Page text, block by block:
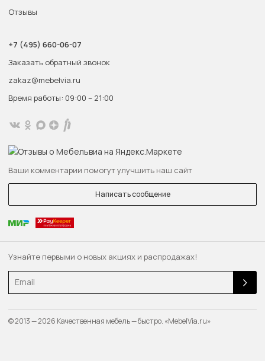
Узнайте первыми о новых акциях и распродажах!
Email
Отзывы
+7 (495) 660-06-07
Заказать обратный звонок
zakaz@mebelvia.ru
Время работы: 09:00 – 21:00
Ваши комментарии помогут улучшить наш сайт
Написать сообщение
© 2013 — 2026 Качественная мебель — быстро. «MebelVia.ru»